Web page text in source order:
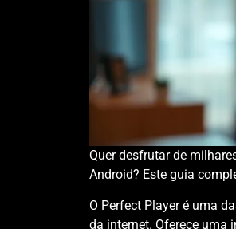
Quer desfrutar de
Android? Este guia
O Perfect Player é uma
da internet. Oferece uma